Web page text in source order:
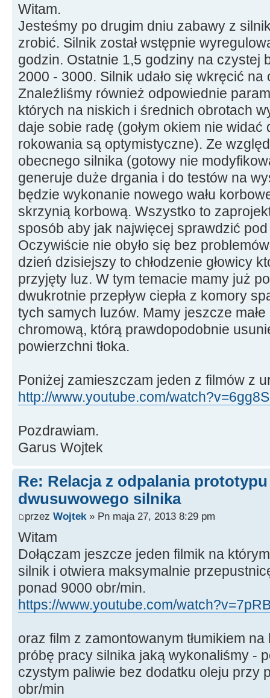
Witam.
Jesteśmy po drugim dniu zabawy z
zrobić. Silnik został wstępnie
godzin. Ostatnie 1,5 godziny na czystej
2000 - 3000. Silnik udało się wkręcić na
Znaleźliśmy również odpowiednie
których na niskich i średnich obrotach
daje sobie radę (gołym okiem nie widać
rokowania są optymistyczne). Ze
obecnego silnika (gotowy nie
generuje duże drgania i do testów na
będzie wykonanie nowego wału
skrzynią korbową. Wszystko to
sposób aby jak najwięcej sprawdzić
Oczywiście nie obyło się bez
dzień dzisiejszy to chłodzenie głowicy
przyjęty luz. W tym temacie mamy już
dwukrotnie przepływ ciepła z komory
tych samych luzów. Mamy jeszcze
chromową, którą prawdopodobnie
powierzchni tłoka.
Poniżej zamieszczam jeden z filmów z
http://www.youtube.com/
Pozdrawiam.
Garus Wojtek
Re: Relacja z odpalania
dwusuwowego silnika
przez Wojtek» Pn maja 27, 2013 8:29 pm
Witam
Dołączam jeszcze jeden filmik na
silnik i otwiera maksymalnie
ponad 9000 obr/min.
https://www.youtube.com/
oraz film z zamontowanym tłumikiem
próbę pracy silnika jaką wykonaliśmy -
czystym paliwie bez dodatku oleju przy
obr/min